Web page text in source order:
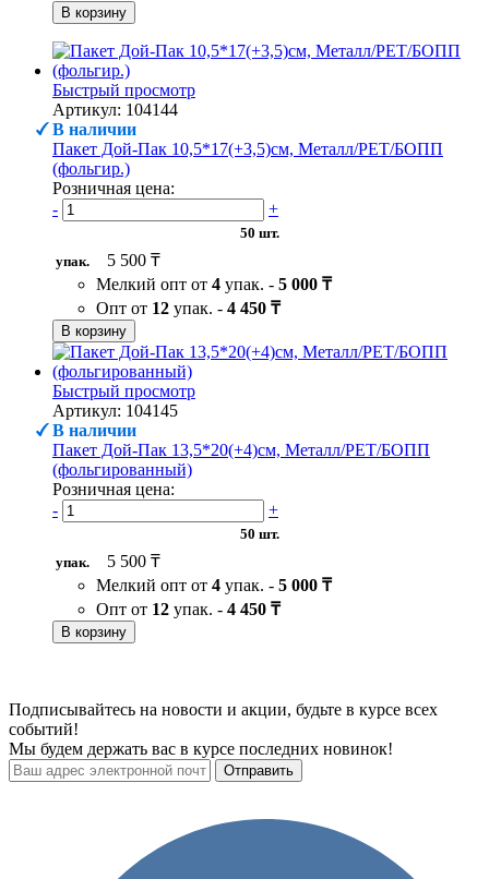
В корзину
Быстрый просмотр
Артикул: 104144
В наличии
Пакет Дой-Пак 10,5*17(+3,5)см, Металл/PET/БОПП
(фольгир.)
Розничная цена:
-
+
50 шт.
упак.
5 500 ₸
Мелкий опт от 4 упак. - 5 000 ₸
Опт от 12 упак. - 4 450 ₸
В корзину
Быстрый просмотр
Артикул: 104145
В наличии
Пакет Дой-Пак 13,5*20(+4)см, Металл/PET/БОПП
(фольгированный)
Розничная цена:
-
+
50 шт.
упак.
5 500 ₸
Мелкий опт от 4 упак. - 5 000 ₸
Опт от 12 упак. - 4 450 ₸
В корзину
Подписывайтесь на новости и акции, будьте в курсе всех
событий!
Мы будем держать вас в курсе последних новинок!